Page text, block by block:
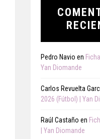
Pedro Navio en
Yan Diomande
Carlos Revuelta
2026 (Fútbol) | Yan
Raúl Castaño en
| Yan Diomande